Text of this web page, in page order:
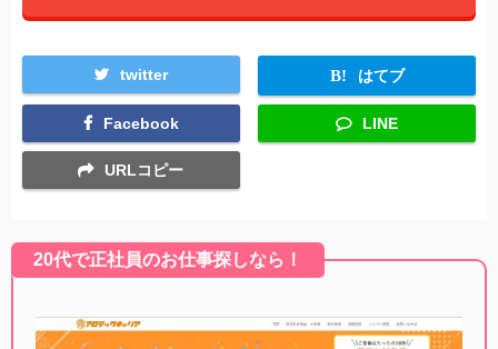
twitter はてブ
Facebook LINE
URLコピー
20代で正社員のお仕事探しなら！